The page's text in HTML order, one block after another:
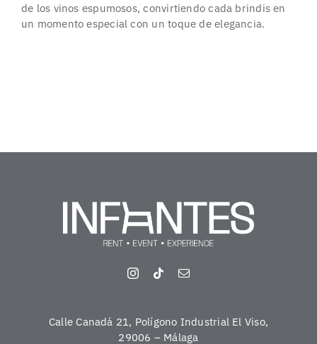
de los vinos espumosos, convirtiendo cada brindis en
un momento especial con un toque de elegancia.
Calle Canadá 21, Polígono Industrial El Viso,
29006 – Málaga